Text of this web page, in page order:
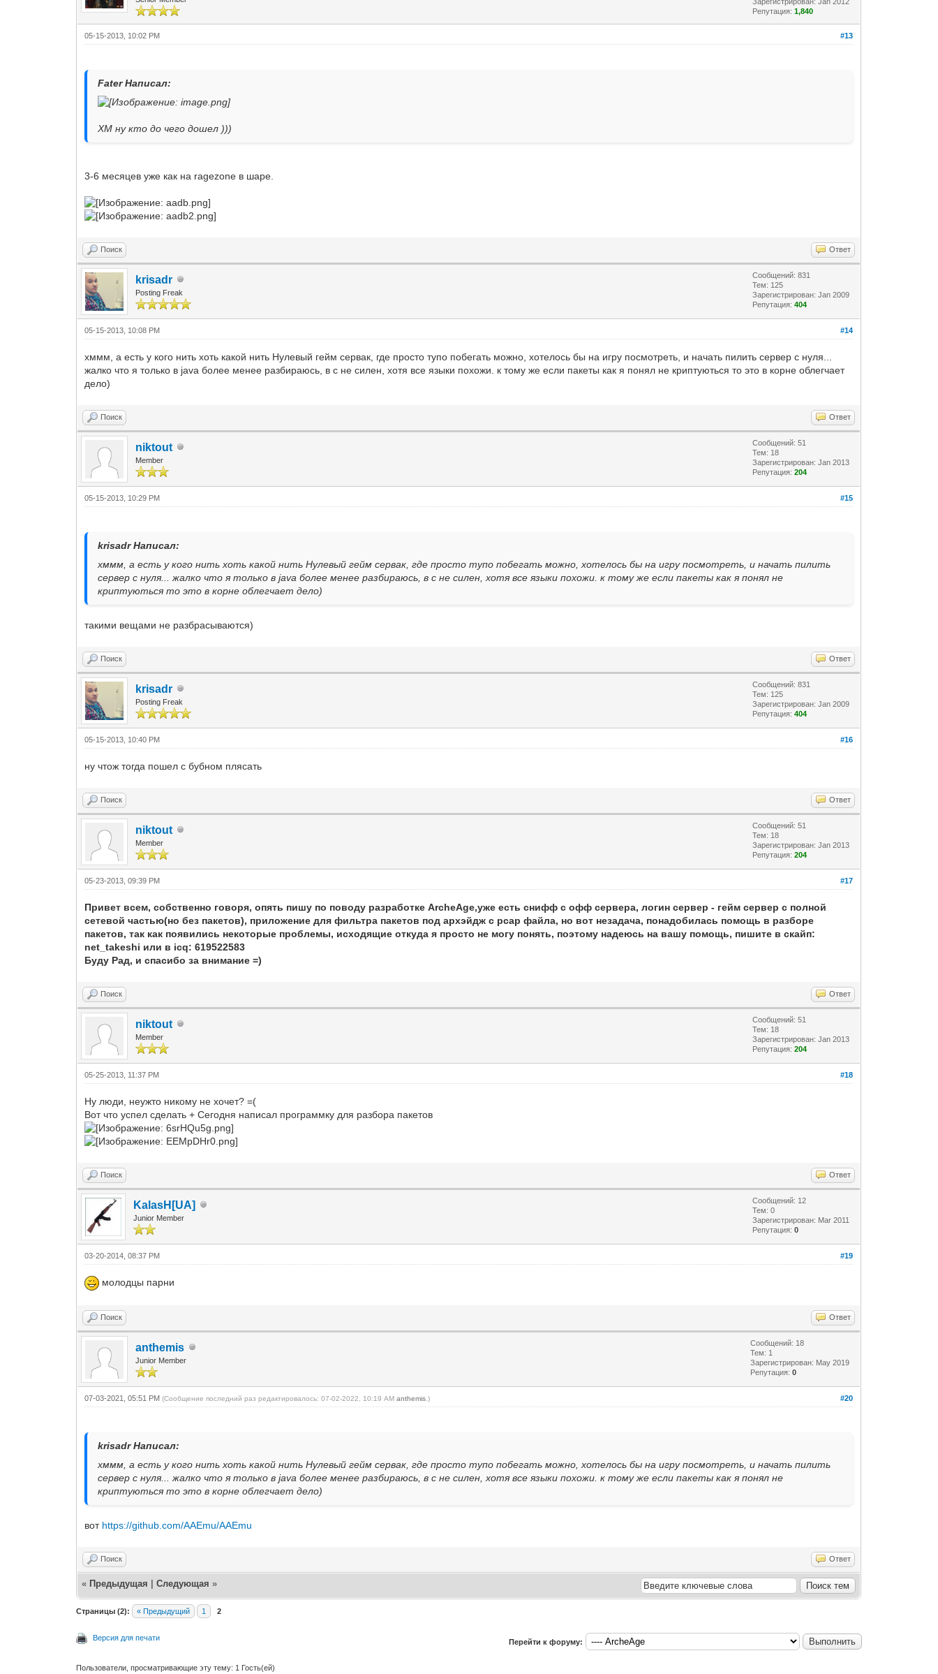
Репутация:1,840
#13
05-15-2013, 10:02 PM
Fater Написал:
ХМ ну кто до чего дошел )))
3-6 месяцев уже как на ragezone в шаре.
Поиск Ответ
krisadr
Posting Freak
Сообщений: 831
Тем: 125
Зарегистрирован: Jan 2009
Репутация:404
#14
05-15-2013, 10:08 PM
хммм, а есть у кого нить хоть какой нить Нулевый гейм сервак, где просто тупо побегать можно, хотелось бы на игру посмотреть, и начать пилить сервер с нуля...
жалко что я только в java более менее разбираюсь, в с не силен, хотя все языки похожи. к тому же если пакеты как я понял не криптуються то это в корне облегчает
дело)
Поиск Ответ
niktout
Member
Сообщений: 51
Тем: 18
Зарегистрирован: Jan 2013
Репутация:204
#15
05-15-2013, 10:29 PM
krisadr Написал:
хммм, а есть у кого нить хоть какой нить Нулевый гейм сервак, где просто тупо побегать можно, хотелось бы на игру посмотреть, и начать пилить
сервер с нуля... жалко что я только в java более менее разбираюсь, в с не силен, хотя все языки похожи. к тому же если пакеты как я понял не
криптуються то это в корне облегчает дело)
такими вещами не разбрасываются)
Поиск Ответ
krisadr
Posting Freak
Сообщений: 831
Тем: 125
Зарегистрирован: Jan 2009
Репутация:404
#16
05-15-2013, 10:40 PM
ну чтож тогда пошел с бубном плясать
Поиск Ответ
niktout
Member
Сообщений: 51
Тем: 18
Зарегистрирован: Jan 2013
Репутация:204
#17
05-23-2013, 09:39 PM
Привет всем, собственно говоря, опять пишу по поводу разработке ArcheAge,уже есть снифф с офф сервера, логин сервер - гейм сервер с полной
сетевой частью(но без пакетов), приложение для фильтра пакетов под архэйдж с pcap файла, но вот незадача, понадобилась помощь в разборе
пакетов, так как появились некоторые проблемы, исходящие откуда я просто не могу понять, поэтому надеюсь на вашу помощь, пишите в скайп:
net_takeshi или в icq: 619522583
Буду Рад, и спасибо за внимание =)
Поиск Ответ
niktout
Member
Сообщений: 51
Тем: 18
Зарегистрирован: Jan 2013
Репутация:204
#18
05-25-2013, 11:37 PM
Ну люди, неужто никому не хочет? =(
Вот что успел сделать + Сегодня написал программку для разбора пакетов
Поиск Ответ
KalasH[UA]
Junior Member
Сообщений: 12
Тем: 0
Зарегистрирован: Mar 2011
Репутация:0
#19
03-20-2014, 08:37 PM
молодцы парни
Поиск Ответ
anthemis
Junior Member
Сообщений: 18
Тем: 1
Зарегистрирован: May 2019
Репутация:0
#20
07-03-2021, 05:51 PM(Сообщение последний раз редактировалось: 07-02-2022, 10:19 AManthemis .)
krisadr Написал:
хммм, а есть у кого нить хоть какой нить Нулевый гейм сервак, где просто тупо побегать можно, хотелось бы на игру посмотреть, и начать пилить
сервер с нуля... жалко что я только в java более менее разбираюсь, в с не силен, хотя все языки похожи. к тому же если пакеты как я понял не
криптуються то это в корне облегчает дело)
вот https://github.com/AAEmu/AAEmu
Поиск Ответ
« Предыдущая |Следующая»
Страницы (2): « Предыдущий 1 2
Версия для печати Перейти к форуму:
Пользователи, просматривающие эту тему: 1 Гость(ей)